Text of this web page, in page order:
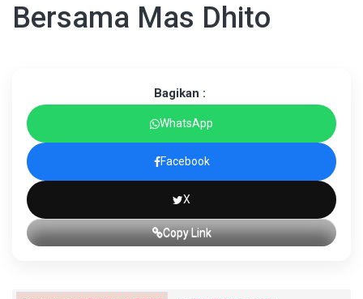
Bersama Mas Dhito
Bagikan :
WhatsApp
Facebook
X
Copy Link